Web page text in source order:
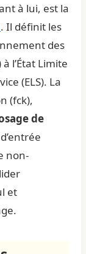
à lui, est la
. Il définit les
des
l’État Limite
(ELS). La
(fck),
de
non-
et